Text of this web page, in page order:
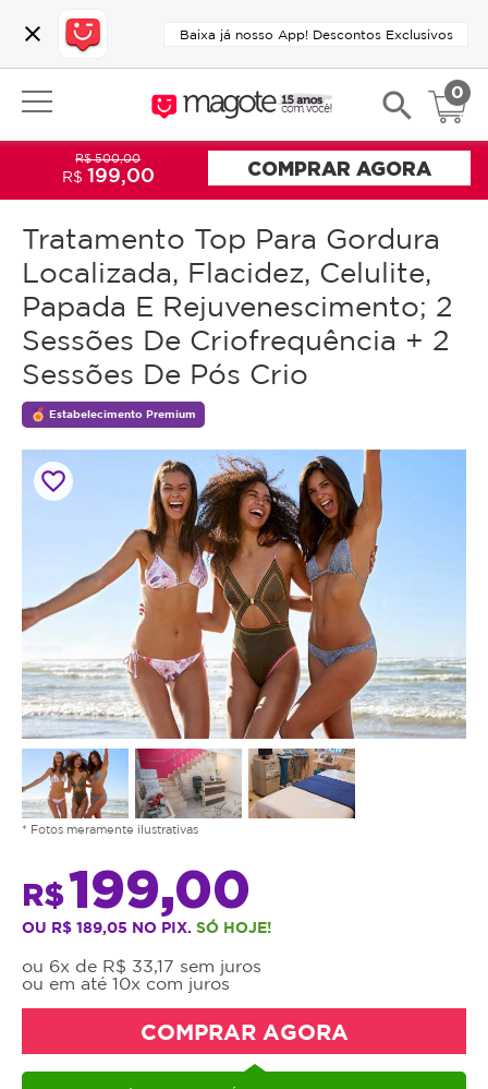
close Baixa já nosso App! Descontos Exclusivos
search 0
Tratamento Top Para Gordura
Localizada, Flacidez, Celulite,
Papada E Rejuvenescimento; 2
Sessões De Criofrequência + 2
Sessões De Pós Crio
Estabelecimento Premium
favorite_border
* Fotos meramente ilustrativas
R$199,00
OU R$ 189,05 NO PIX. SÓ HOJE!
ou 6x de R$ 33,17 sem juros
ou em até 10x com juros
COMPRAR AGORA
R$ 500,00
R$ 199,00 COMPRAR AGORA